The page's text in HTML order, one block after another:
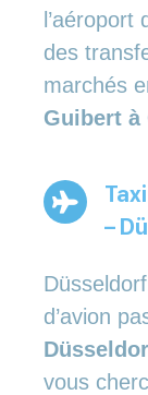
des
marchés
Guibert à
–
d’avion
vous